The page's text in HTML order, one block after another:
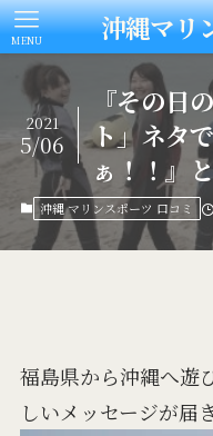
沖縄マリ
MENU
『その日
ト」ネタ
ぁ！！』
2021
5/06
沖縄 マリンスポーツ 口コミ
福島県から沖縄へ遊
しいメッセージが届